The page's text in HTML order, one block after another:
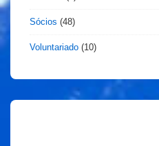
Sócios (48)
Voluntariado (10)